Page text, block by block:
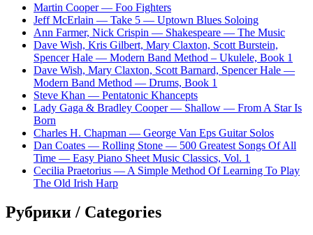
Martin Cooper — Foo Fighters
Jeff McErlain — Take 5 — Uptown Blues Soloing
Ann Farmer, Nick Crispin — Shakespeare — The Music
Dave Wish, Kris Gilbert, Mary Claxton, Scott Burstein,
Spencer Hale — Modern Band Method – Ukulele, Book 1
Dave Wish, Mary Claxton, Scott Barnard, Spencer Hale —
Modern Band Method — Drums, Book 1
Steve Khan — Pentatonic Khancepts
Lady Gaga & Bradley Cooper — Shallow — From A Star Is
Born
Charles H. Chapman — George Van Eps Guitar Solos
Dan Coates — Rolling Stone — 500 Greatest Songs Of All
Time — Easy Piano Sheet Music Classics, Vol. 1
Cecilia Praetorius — A Simple Method Of Learning To Play
The Old Irish Harp
Рубрики / Categories